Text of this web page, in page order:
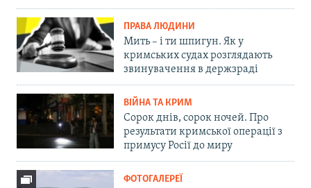
ПРАВА ЛЮДИНИ
Мить – і ти шпигун. Як у
кримських судах розглядають
звинувачення в держзраді
ВІЙНА ТА КРИМ
Сорок днів, сорок ночей. Про
результати кримської операції з
примусу Росії до миру
ФОТОГАЛЕРЕЇ